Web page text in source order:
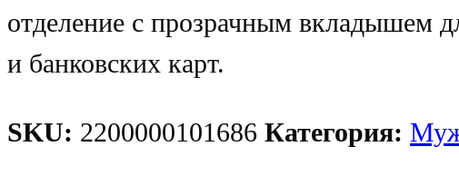
отделение с прозрачным вкладышем
и банковских карт.
SKU: 2200000101686 Категория: